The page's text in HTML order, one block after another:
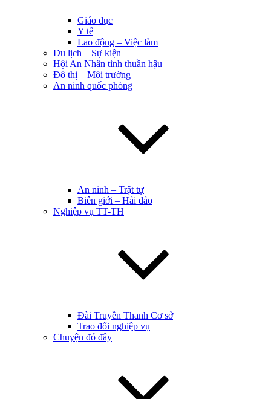
Giáo dục
Y tế
Lao động – Việc làm
Du lịch – Sự kiện
Hội An Nhân tình thuần hậu
Đô thị – Môi trường
An ninh quốc phòng
An ninh – Trật tự
Biên giới – Hải đảo
Nghiệp vụ TT-TH
Đài Truyền Thanh Cơ sở
Trao đổi nghiệp vụ
Chuyện đó đây